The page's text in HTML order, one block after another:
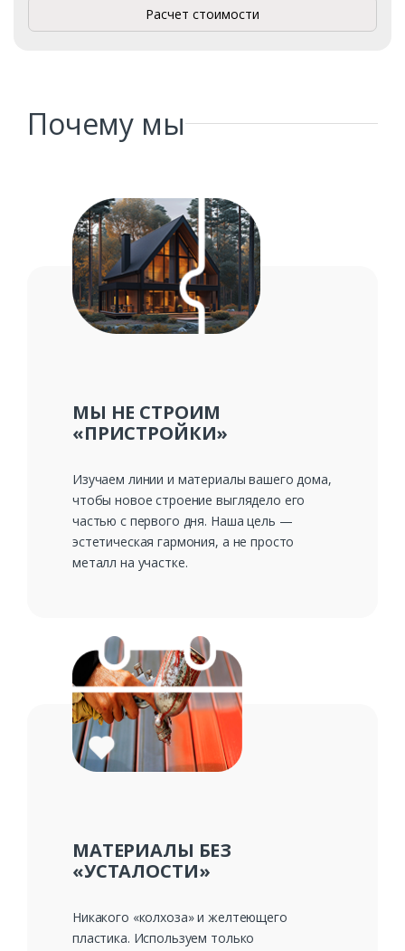
Ваш телефон*Расчет стоимости
Почему мы
МЫ НЕ СТРОИМ
«ПРИСТРОЙКИ»
Изучаем линии и материалы вашего дома,
чтобы новое строение выглядело его
частью с первого дня. Наша цель —
эстетическая гармония, а не просто
металл на участке.
МАТЕРИАЛЫ БЕЗ
«УСТАЛОСТИ»
Никакого «колхоза» и желтеющего
пластика. Используем только